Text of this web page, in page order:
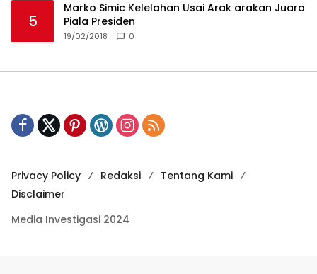
5
Marko Simic Kelelahan Usai Arak arakan Juara
Piala Presiden
19/02/2018 0
Privacy Policy Redaksi
Tentang Kami
Disclaimer
Media Investigasi 2024